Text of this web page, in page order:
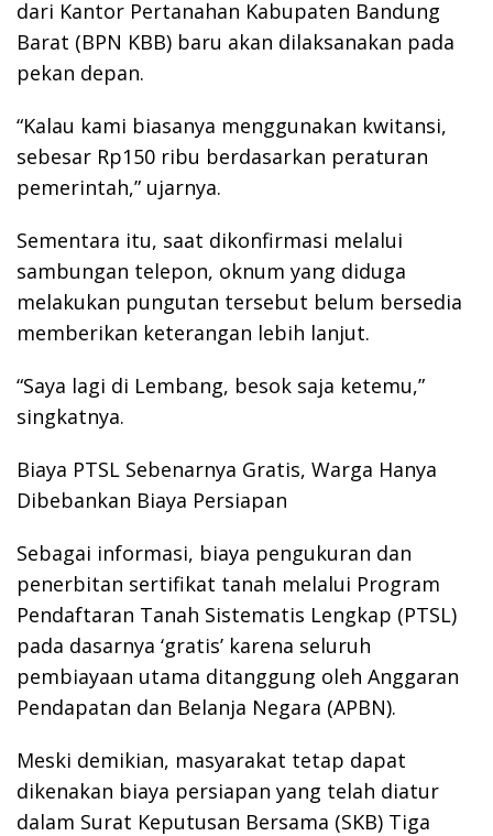
dari Kantor Pertanahan Kabupaten Bandung
Barat (BPN KBB) baru akan dilaksanakan pada
pekan depan.
“Kalau kami biasanya menggunakan kwitansi,
sebesar Rp150 ribu berdasarkan peraturan
pemerintah,” ujarnya.
Sementara itu, saat dikonfirmasi melalui
sambungan telepon, oknum yang diduga
melakukan pungutan tersebut belum bersedia
memberikan keterangan lebih lanjut.
“Saya lagi di Lembang, besok saja ketemu,”
singkatnya.
Biaya PTSL Sebenarnya Gratis, Warga Hanya
Dibebankan Biaya Persiapan
Sebagai informasi, biaya pengukuran dan
penerbitan sertifikat tanah melalui Program
Pendaftaran Tanah Sistematis Lengkap (PTSL)
pada dasarnya ‘gratis’ karena seluruh
pembiayaan utama ditanggung oleh Anggaran
Pendapatan dan Belanja Negara (APBN).
Meski demikian, masyarakat tetap dapat
dikenakan biaya persiapan yang telah diatur
dalam Surat Keputusan Bersama (SKB) Tiga